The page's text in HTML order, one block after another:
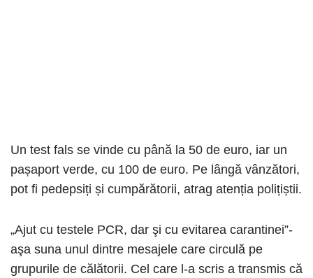
Un test fals se vinde cu până la 50 de euro, iar un
pașaport verde, cu 100 de euro. Pe lângă vânzători,
pot fi pedepsiți și cumpărătorii, atrag atenția polițiștii.
„Ajut cu testele PCR, dar şi cu evitarea carantinei”-
aşa suna unul dintre mesajele care circulă pe
grupurile de călătorii. Cel care l-a scris a transmis că